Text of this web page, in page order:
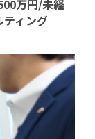
万円/未経
ィング